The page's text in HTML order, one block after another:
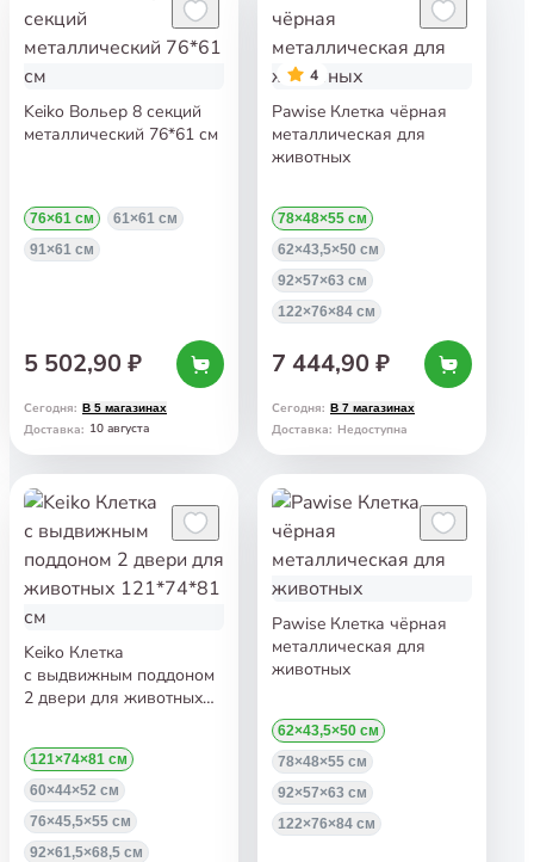
Keiko Вольер 8 секций
металлический 76*61 см
76×61 см
61×61 см
91×61 см
5 502,90 ₽
Сегодня: В 5 магазинах
Доставка: 10 августа
4
Pawise Клетка чёрная
металлическая для
животных
78×48×55 см
62×43,5×50 см
92×57×63 см
122×76×84 см
7 444,90 ₽
Сегодня: В 7 магазинах
Доставка: Недоступна
Keiko Клетка
с выдвижным поддоном
2 двери для животных
121×74×81 см
60×44×52 см
76×45,5×55 см
92×61,5×68,5 см
Pawise Клетка чёрная
металлическая для
животных
62×43,5×50 см
78×48×55 см
92×57×63 см
122×76×84 см